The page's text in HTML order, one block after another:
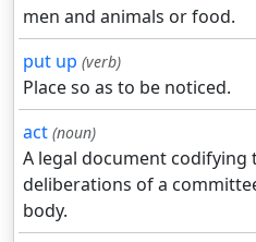
men and animals or food.
put up (verb)
Place so as to be noticed.
act (noun)
A legal document codifying
deliberations of a
body.